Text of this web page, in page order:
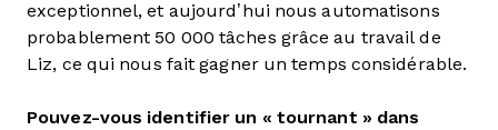
exceptionnel, et aujourd’hui nous automatisons
probablement 50 000 tâches grâce au travail de
Liz, ce qui nous fait gagner un temps considérable.
Pouvez-vous identifier un « tournant » dans